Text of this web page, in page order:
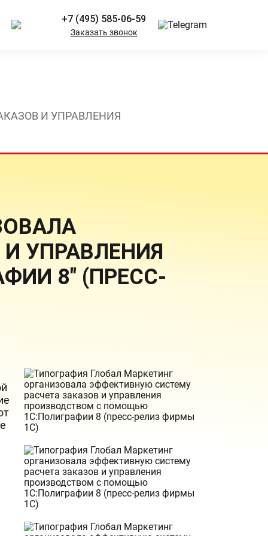
+7 (495) 585-06-59
Заказать звонок
И УПРАВЛЕНИЯ
УПРАВЛЕНИЯ
8" (ПРЕСС-